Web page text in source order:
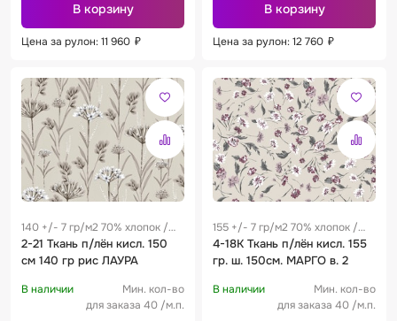
В корзину
Цена за рулон: 11 960 ₽
В корзину
Цена за рулон: 12 760 ₽
140 +/- 7 гр/м2 70% хлопок /
30% лен 0.27 м
2-21 Ткань п/лён кисл. 150
см 140 гр рис ЛАУРА
В наличии
Мин. кол-во
для заказа 40 /м.п.
155 +/- 7 гр/м2 70% хлопок /
30% лен 0.27 м
4-18К Ткань п/лён кисл. 155
гр. ш. 150см. МАРГО в. 2
В наличии
Мин. кол-во
для заказа 40 /м.п.